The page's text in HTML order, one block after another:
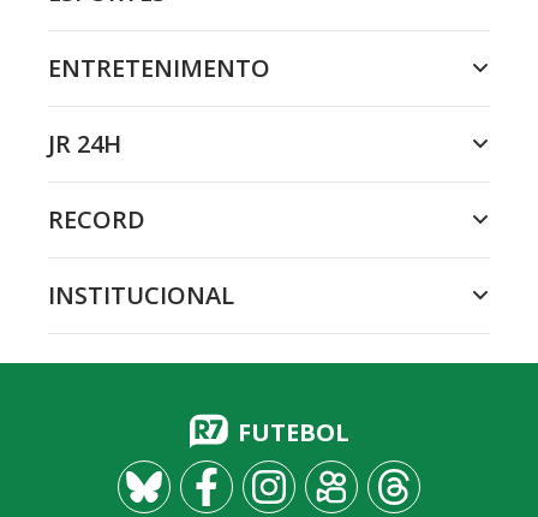
ENTRETENIMENTO
JR 24H
RECORD
INSTITUCIONAL
FUTEBOL